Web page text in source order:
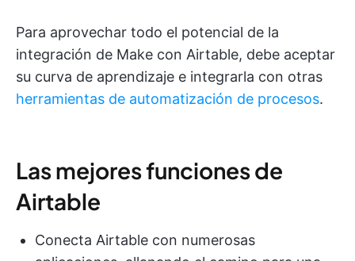
Para aprovechar todo el potencial de la
integración de Make con Airtable, debe aceptar
su curva de aprendizaje e integrarla con otras
herramientas de automatización de procesos.
Las mejores funciones de
Airtable
Conecta Airtable con numerosas